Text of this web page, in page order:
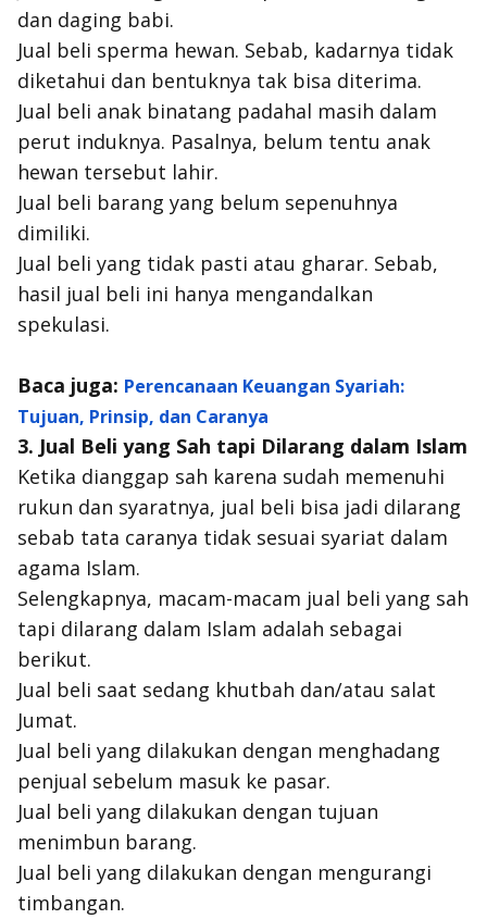
dan daging babi.
Jual beli sperma hewan. Sebab, kadarnya tidak
diketahui dan bentuknya tak bisa diterima.
Jual beli anak binatang padahal masih dalam
perut induknya. Pasalnya, belum tentu anak
hewan tersebut lahir.
Jual beli barang yang belum sepenuhnya
dimiliki.
Jual beli yang tidak pasti atau gharar. Sebab,
hasil jual beli ini hanya mengandalkan
spekulasi.
Baca juga: Perencanaan Keuangan Syariah:
Tujuan, Prinsip, dan Caranya
3. Jual Beli yang Sah tapi Dilarang dalam Islam
Ketika dianggap sah karena sudah memenuhi
rukun dan syaratnya, jual beli bisa jadi dilarang
sebab tata caranya tidak sesuai syariat dalam
agama Islam.
Selengkapnya, macam-macam jual beli yang sah
tapi dilarang dalam Islam adalah sebagai
berikut.
Jual beli saat sedang khutbah dan/atau salat
Jumat.
Jual beli yang dilakukan dengan menghadang
penjual sebelum masuk ke pasar.
Jual beli yang dilakukan dengan tujuan
menimbun barang.
Jual beli yang dilakukan dengan mengurangi
timbangan.